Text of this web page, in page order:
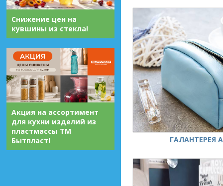
Снижение цен на
кувшины из стекла!
Акция на ассортимент
для кухни изделий из
пластмассы ТМ
Бытпласт!
ГАЛАНТЕРЕЯ